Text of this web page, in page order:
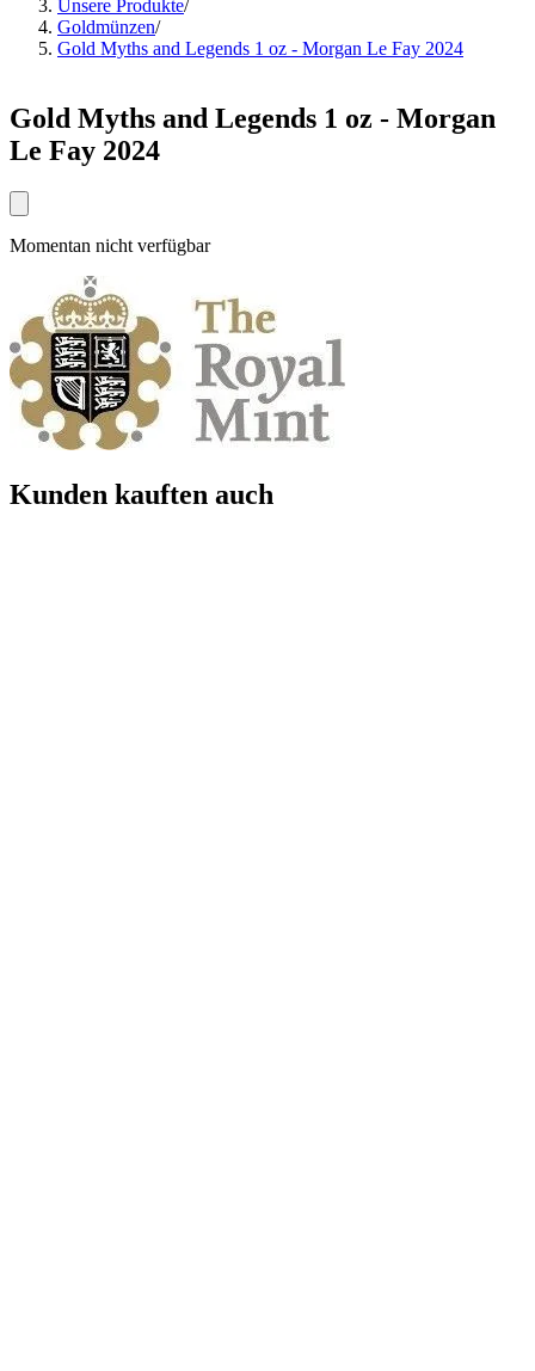
Unsere Produkte/
Goldmünzen/
Gold Myths and Legends 1 oz - Morgan Le Fay 2024
Gold Myths and Legends 1 oz - Morgan
Le Fay 2024
Momentan nicht verfügbar
Kunden kauften auch